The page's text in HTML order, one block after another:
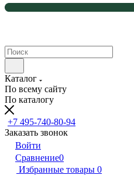
Каталог
По всему сайту
По каталогу
+7 495-740-80-94
Заказать звонок
Войти
Сравнение0
Избранные товары 0